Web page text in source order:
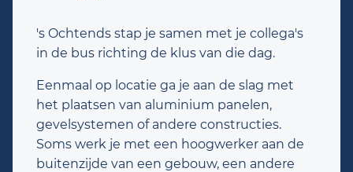
's Ochtends stap je samen met je collega's
in de bus richting de klus van die dag.
Eenmaal op locatie ga je aan de slag met
het plaatsen van aluminium panelen,
gevelsystemen of andere constructies.
Soms werk je met een hoogwerker aan de
buitenzijde van een gebouw, een andere